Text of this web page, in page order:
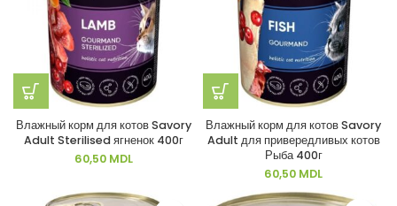
Влажный корм для котов Savory
Adult Sterilised ягненок 400г
60,50 MDL
Влажный корм для котов Savory
Adult для привередливых котов
Рыба 400г
60,50 MDL